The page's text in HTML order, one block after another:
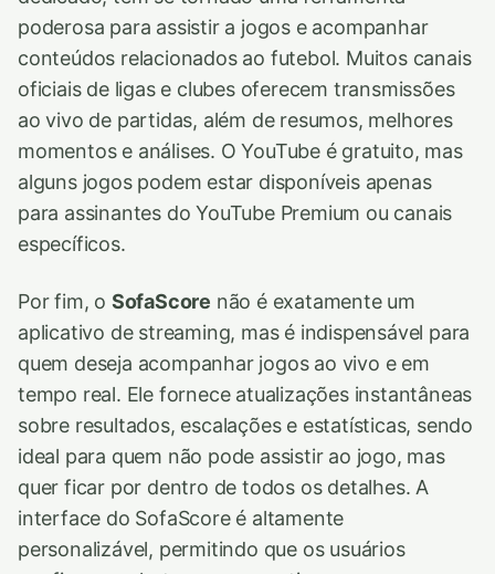
poderosa para assistir a jogos e acompanhar
conteúdos relacionados ao futebol. Muitos canais
oficiais de ligas e clubes oferecem transmissões
ao vivo de partidas, além de resumos, melhores
momentos e análises. O YouTube é gratuito, mas
alguns jogos podem estar disponíveis apenas
para assinantes do YouTube Premium ou canais
específicos.
Por fim, o SofaScore não é exatamente um
aplicativo de streaming, mas é indispensável para
quem deseja acompanhar jogos ao vivo e em
tempo real. Ele fornece atualizações instantâneas
sobre resultados, escalações e estatísticas, sendo
ideal para quem não pode assistir ao jogo, mas
quer ficar por dentro de todos os detalhes. A
interface do SofaScore é altamente
personalizável, permitindo que os usuários